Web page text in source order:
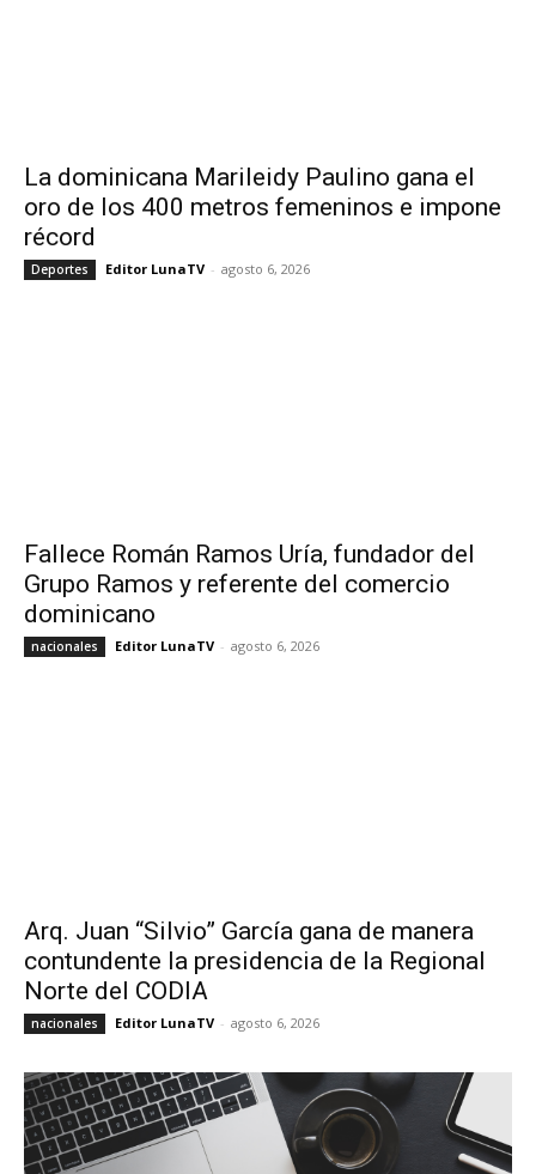
La dominicana Marileidy Paulino gana el
oro de los 400 metros femeninos e impone
récord
Deportes Editor LunaTV - agosto 6, 2026
Fallece Román Ramos Uría, fundador del
Grupo Ramos y referente del comercio
dominicano
nacionales Editor LunaTV - agosto 6, 2026
Arq. Juan “Silvio” García gana de manera
contundente la presidencia de la Regional
Norte del CODIA
nacionales Editor LunaTV - agosto 6, 2026